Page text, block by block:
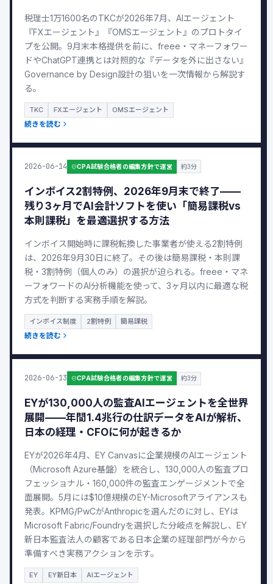
税理士1万1600名のTKCが2026年7月、AIエージェント
『FXエージェント』『OMSエージェント』のプロトタイ
プを公開。9月末本格提供を前に、freee・マネーフォワー
ドやChatGPT連携とは対照的な『データを外に出さない』
Governance by Design設計の狙いを一次情報から解説す
る。
TKC FXエージェント OMSエージェント
続きを読む
2026-06-14 CPA試験合格者の編集方針で運営 約3分
インボイス2割特例、2026年9月末で終了——
残り3ヶ月でAI会計ソフトを使い「簡易課税vs
本則課税」を最適選択する方法
インボイス開始時に課税転換した事業者が使える2割特例
は、2026年9月30日に終了。その後は簡易課税・本則課
税・3割特例（個人のみ）の選択が迫られる。freee・マネ
ーフォワードのAI分析機能を使って、3ヶ月以内に最適な税
方式を判断する実務手順を解説。
インボイス制度 2割特例 簡易課税
続きを読む
2026-06-13 CPA試験合格者の編集方針で運営 約3分
EYが130,000人の監査AIエージェントを全世界
展開——年間1.4兆行の仕訳データをAIが解析、
日本の経理・CFOに何が起きるか
EYが2026年4月、EY Canvasに企業規模のAIエージェント
（Microsoft Azure基盤）を統合し、130,000人の監査プロ
フェッショナル・160,000件の監査エンゲージメントで全
面展開。5月には$10億規模のEY-Microsoftアライアンスも
発表。KPMG/PwCがAnthropicを選んだのに対し、EYは
Microsoft Fabric/Foundryを選択した分岐点を解説し、EY
新日本監査法人の顧客である日本企業の経理部門が今から
準備すべき実務アクションを示す。
EY EY新日本 AIエージェント